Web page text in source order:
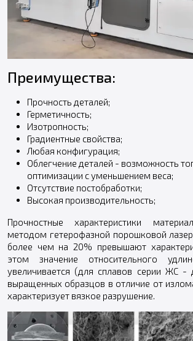
Преимущества:
Прочность деталей;
Герметичность;
Изотропность;
Градиентные свойства;
Любая конфигурация;
Облегчение деталей - возможность
оптимизации с уменьшением веса;
Отсутствие постобработки;
Высокая производительность;
Прочностные характеристики
методом гетерофазной порошковой
более чем на 20% превышают
этом значение относительного
увеличивается (для сплавов серии ЖС
выращенных образцов в отличие от
характеризует вязкое разрушение.